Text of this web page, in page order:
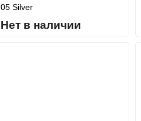
05 Silver
Нет в наличии